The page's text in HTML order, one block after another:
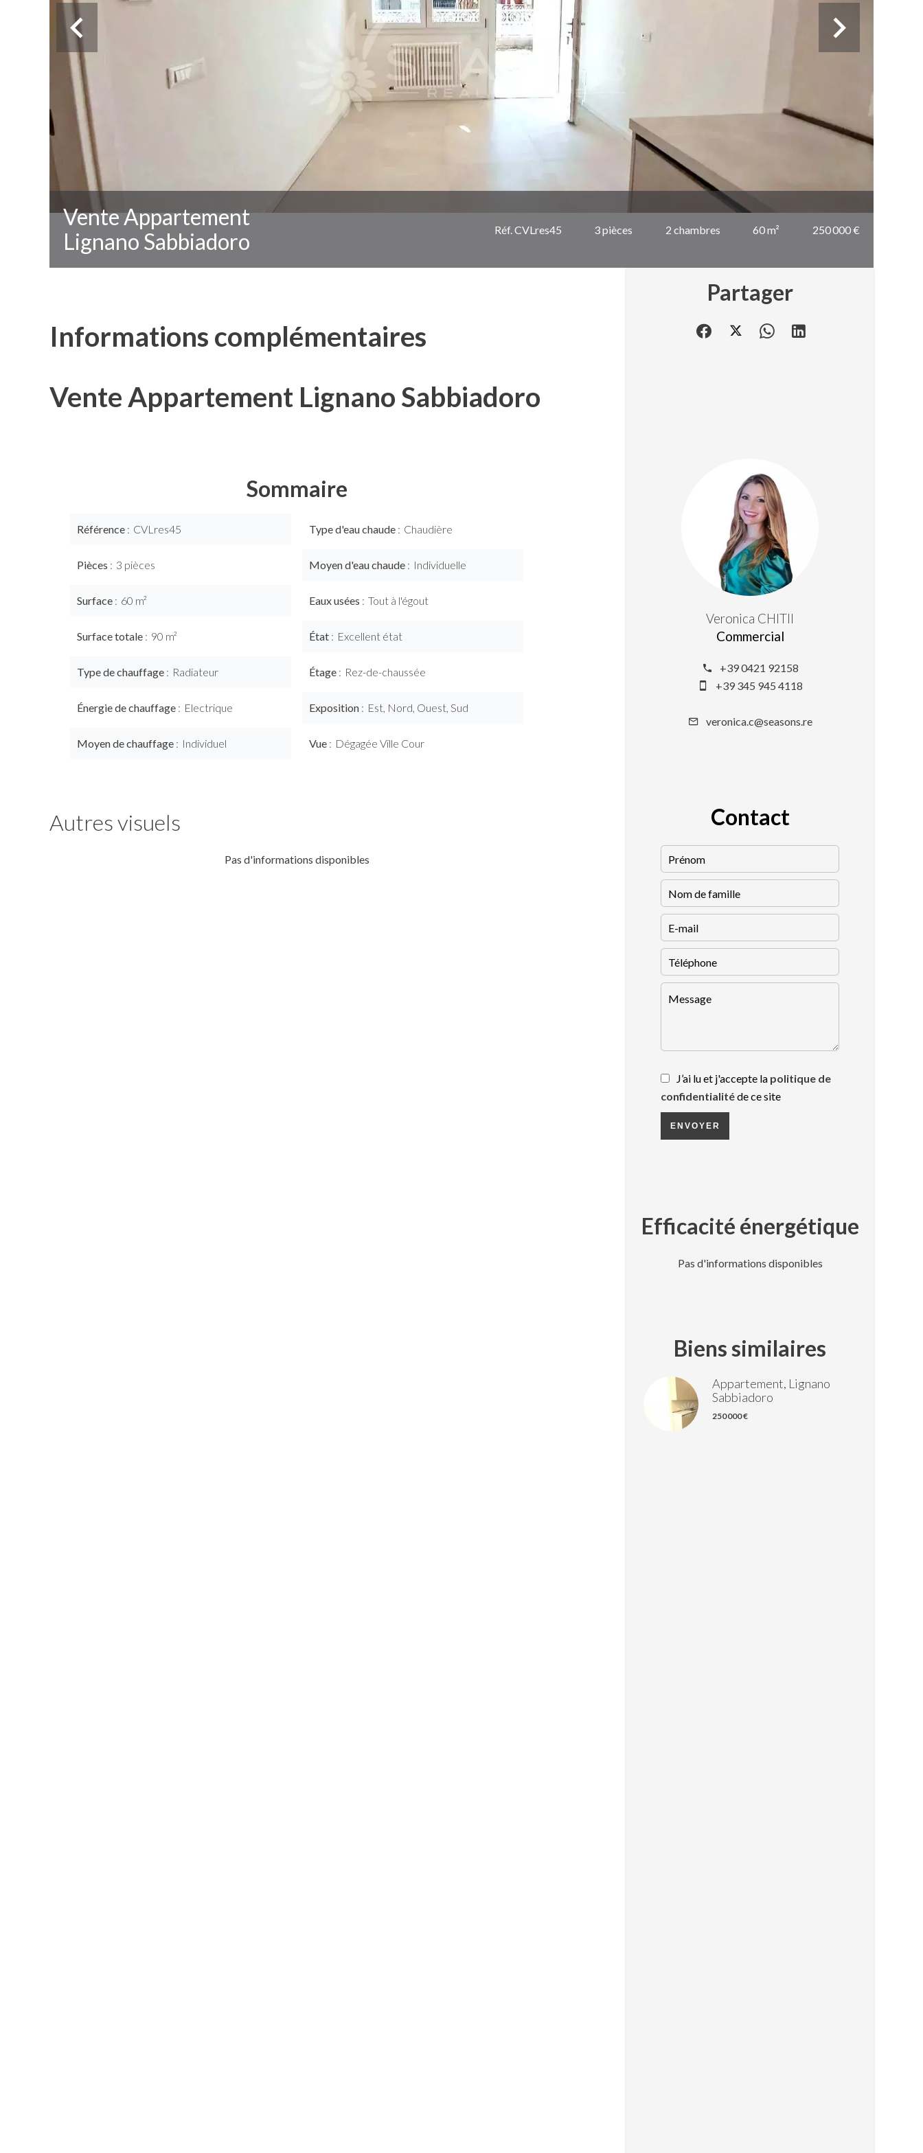
Vente Appartement
Lignano Sabbiadoro
Réf. CVLres45 3 pièces 2 chambres 60 m² 250 000 €
Informations complémentaires
Vente Appartement Lignano Sabbiadoro
Sommaire
Référence CVLres45
Pièces 3 pièces
Surface 60 m²
Surface totale 90 m²
Type de chauffage Radiateur
Énergie de chauffage Electrique
Moyen de chauffage Individuel
Type d'eau chaude Chaudière
Moyen d'eau chaude Individuelle
Eaux usées Tout à l'égout
État Excellent état
Étage Rez-de-chaussée
Exposition Est, Nord, Ouest, Sud
Vue Dégagée Ville Cour
Autres visuels
Pas d'informations disponibles
Partager
Veronica CHITII
Commercial
+39 0421 92158
+39 345 945 4118
veronica.c@seasons.re
Contact
J’ai lu et j'accepte la politique de
confidentialitéde ce site
ENVOYER
Efficacité énergétique
Pas d'informations disponibles
Biens similaires
Appartement, Lignano
Sabbiadoro
250 000 €